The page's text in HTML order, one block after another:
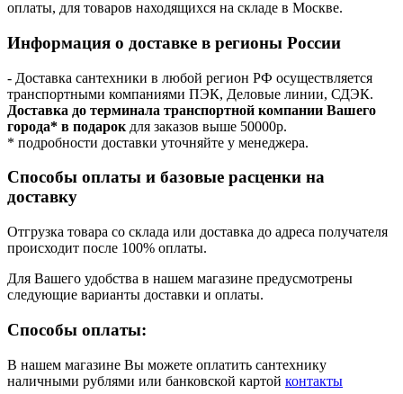
оплаты, для товаров находящихся на складе в Москве.
Информация о доставке в регионы России
- Доставка сантехники в любой регион РФ осуществляется
транспортными компаниями ПЭК, Деловые линии, СДЭК.
Доставка до терминала транспортной компании Вашего
города* в подарок для заказов выше 50000р.
* подробности доставки уточняйте у менеджера.
Способы оплаты и базовые расценки на
доставку
Отгрузка товара со склада или доставка до адреса получателя
происходит после 100% оплаты.
Для Вашего удобства в нашем магазине предусмотрены
следующие варианты доставки и оплаты.
Способы оплаты:
В нашем магазине Вы можете оплатить сантехнику
наличными рублями или банковской картой контакты